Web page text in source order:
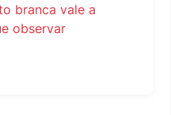
branca vale a
observar